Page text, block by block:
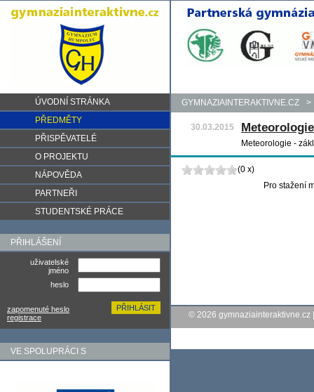
ÚVODNÍ STRÁNKA
PŘEDMĚTY
PŘISPĚVATELÉ
O PROJEKTU
NÁPOVĚDA
PARTNEŘI
STUDENTSKÉ PRÁCE
PŘIHLÁŠENÍ
uživatelské
jméno
heslo
zapomenuté heslo
registrace
VE SPOLUPRÁCI S
GYMNAZIAINTERAKTIVNE.CZ >
30.03.2015 Meteorologie
Meteorologie -
(0 x)
Pro stažení
© 2026 gymnaziainteraktivne.cz